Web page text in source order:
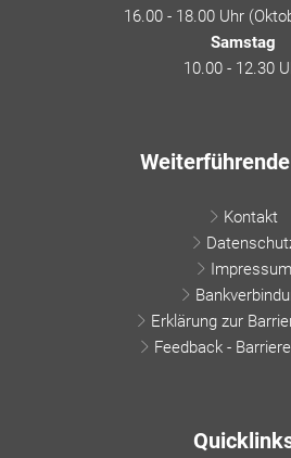
16.00 - 18.00 Uhr
Samstag
10.00 - 12.30
Kontakt
Impressum
Erklärung zur
Feedback -